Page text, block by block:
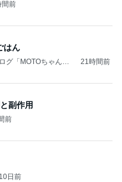
間前
はん
グ「MOTOちゃんと
21時間前
副作用
前
10日前